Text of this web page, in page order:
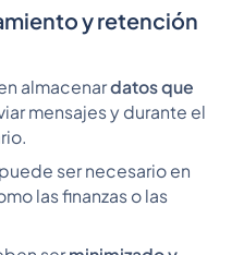
y retención
almacenardatos que
mensajes y durante el
puede ser necesario en
las finanzas o las